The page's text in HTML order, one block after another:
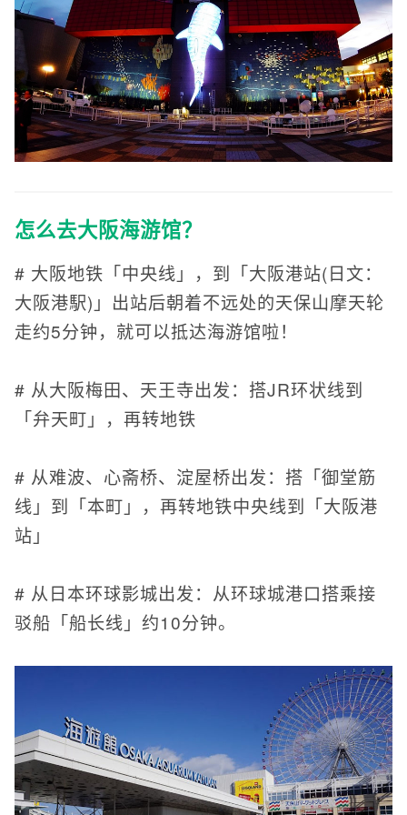
怎么去大阪海游馆？
# 大阪地铁「中央线」，到「大阪港站(日文：
大阪港駅)」出站后朝着不远处的天保山摩天轮
走约5分钟，就可以抵达海游馆啦！
# 从大阪梅田、天王寺出发：搭JR环状线到
「弁天町」，再转地铁
# 从难波、心斋桥、淀屋桥出发：搭「御堂筋
线」到「本町」，再转地铁中央线到「大阪港
站」
# 从日本环球影城出发：从环球城港口搭乘接
驳船「船长线」约10分钟。